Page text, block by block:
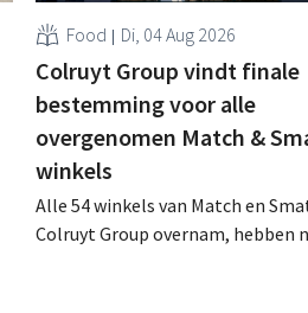
Food Di, 04 Aug 2026
Colruyt Group vindt finale
bestemming voor alle
overgenomen Match &
winkels
Alle 54 winkels van Match en
Colruyt Group overnam, hebben